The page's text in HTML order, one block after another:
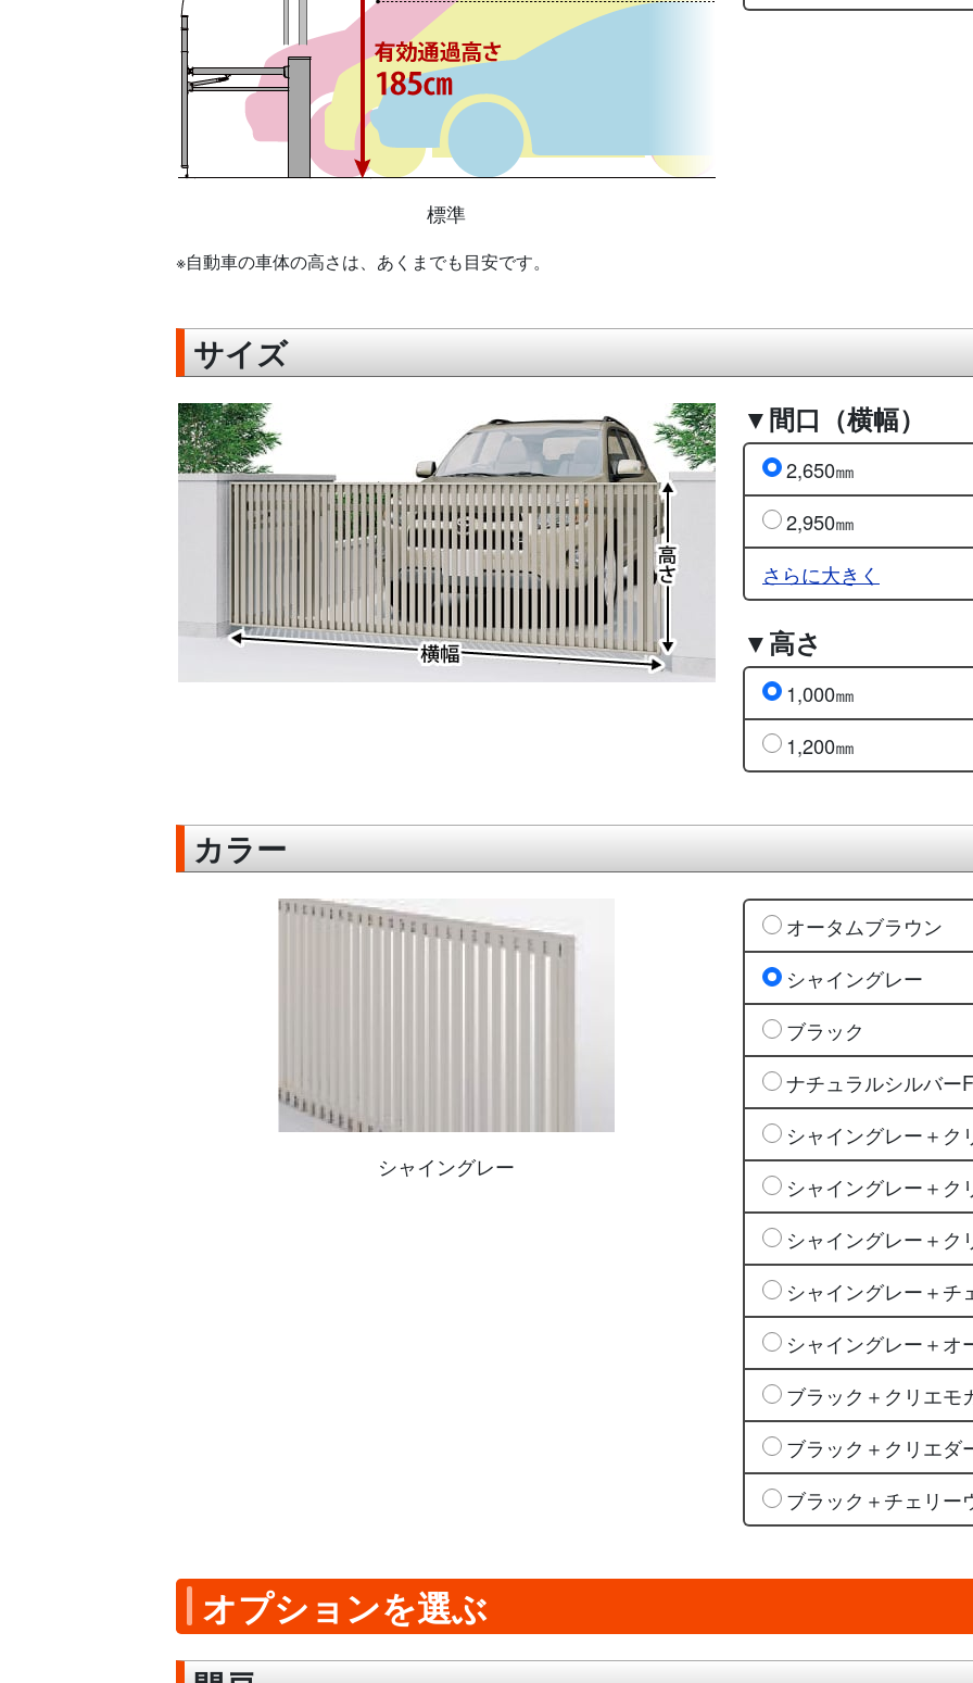
標準
※自動車の車体の高さは、あくまでも目安です。
サイズ
▼間口（横幅）
2,650㎜
2,950㎜
さらに大きく
▼高さ
1,000㎜
1,200㎜
カラー
シャイングレー
オータムブラウン
シャイングレー
ブラック
ナチュラルシルバー
シャイングレー＋ク
シャイングレー＋ク
シャイングレー＋ク
シャイングレー＋チ
シャイングレー＋オ
ブラック＋クリエモ
ブラック＋クリエダ
ブラック＋チェリー
オプションを選ぶ